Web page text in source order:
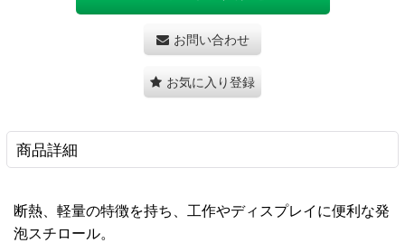
お問い合わせ
お気に入り登録
商品詳細
断熱、軽量の特徴を持ち、工作やディスプレイに便利な発
泡スチロール。